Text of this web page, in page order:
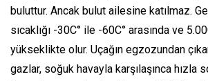
buluttur. Ancak bulut ailesine katılmaz.
sıcaklığı -30C° ile -60C° arasında ve
yükseklikte olur. Uçağın egzozundan
gazlar, soğuk havayla karşılaşınca hızla